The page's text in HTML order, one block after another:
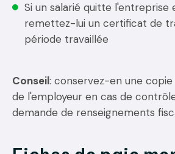
Si un salarié quitte l'entreprise
remettez-lui un certificat de
période travaillée
Conseil: conservez-en une copie
de l'employeur en cas de
demande de renseignements